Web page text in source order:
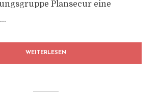
Plansecur eine
WEITERLESEN